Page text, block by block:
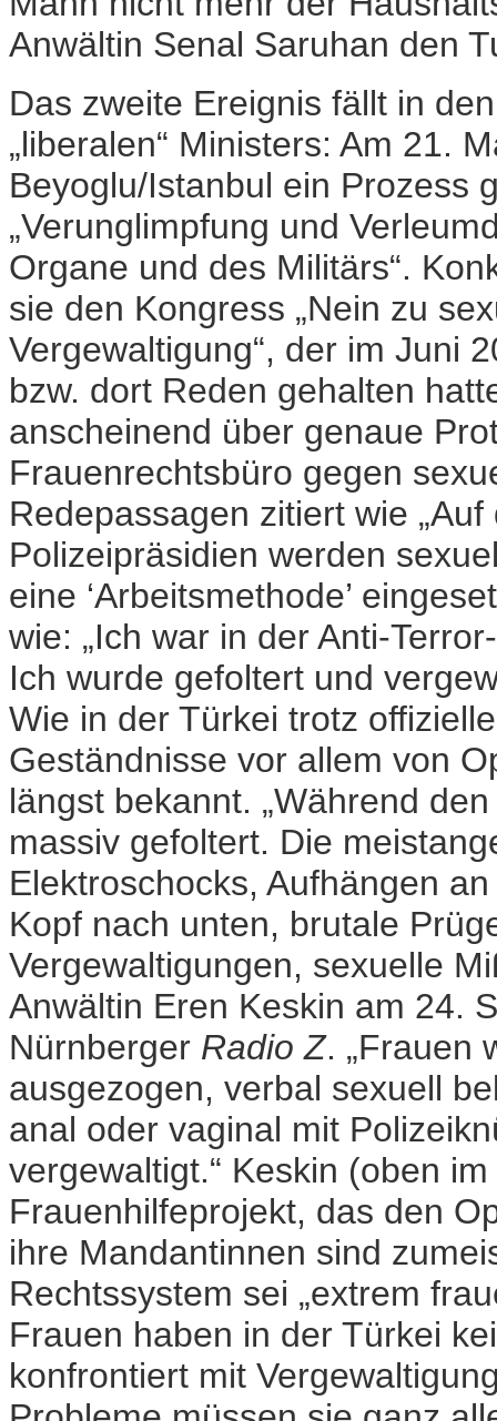
Anwältin Senal Saruhan den
Das zweite Ereignis fällt in
„liberalen“ Ministers: Am 21.
Beyoglu/Istanbul ein Prozess
„Verunglimpfung und
Organe und des Militärs“.
sie den Kongress „Nein zu
Vergewaltigung“, der im Juni
bzw. dort Reden gehalten
anscheinend über genaue
Frauenrechtsbüro gegen
Redepassagen zitiert wie
Polizeipräsidien werden
eine ‘Arbeitsmethode’
wie: „Ich war in der Anti-
Ich wurde gefoltert und
Wie in der Türkei trotz
Geständnisse vor allem von
längst bekannt. „Während
massiv gefoltert. Die
Elektroschocks, Aufhängen
Kopf nach unten, brutale
Vergewaltigungen, sexuelle
Anwältin Eren Keskin am 24.
Nürnberger Radio Z. „Frauen
ausgezogen, verbal sexuell
anal oder vaginal mit
vergewaltigt.“ Keskin (oben
Frauenhilfeprojekt, das den
ihre Mandantinnen sind
Rechtssystem sei „extrem
Frauen haben in der Türkei
konfrontiert mit